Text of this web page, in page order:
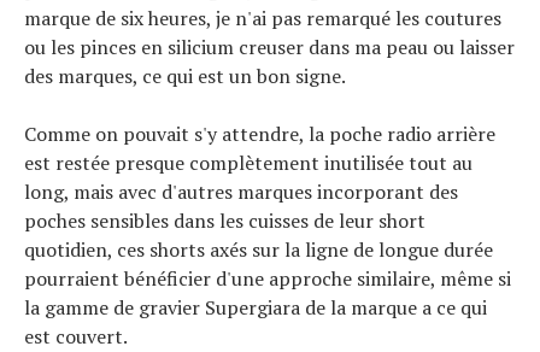
marque de six heures, je n'ai pas remarqué les coutures
ou les pinces en silicium creuser dans ma peau ou laisser
des marques, ce qui est un bon signe.
Comme on pouvait s'y attendre, la poche radio arrière
est restée presque complètement inutilisée tout au
long, mais avec d'autres marques incorporant des
poches sensibles dans les cuisses de leur short
quotidien, ces shorts axés sur la ligne de longue durée
pourraient bénéficier d'une approche similaire, même si
la gamme de gravier Supergiara de la marque a ce qui
est couvert.